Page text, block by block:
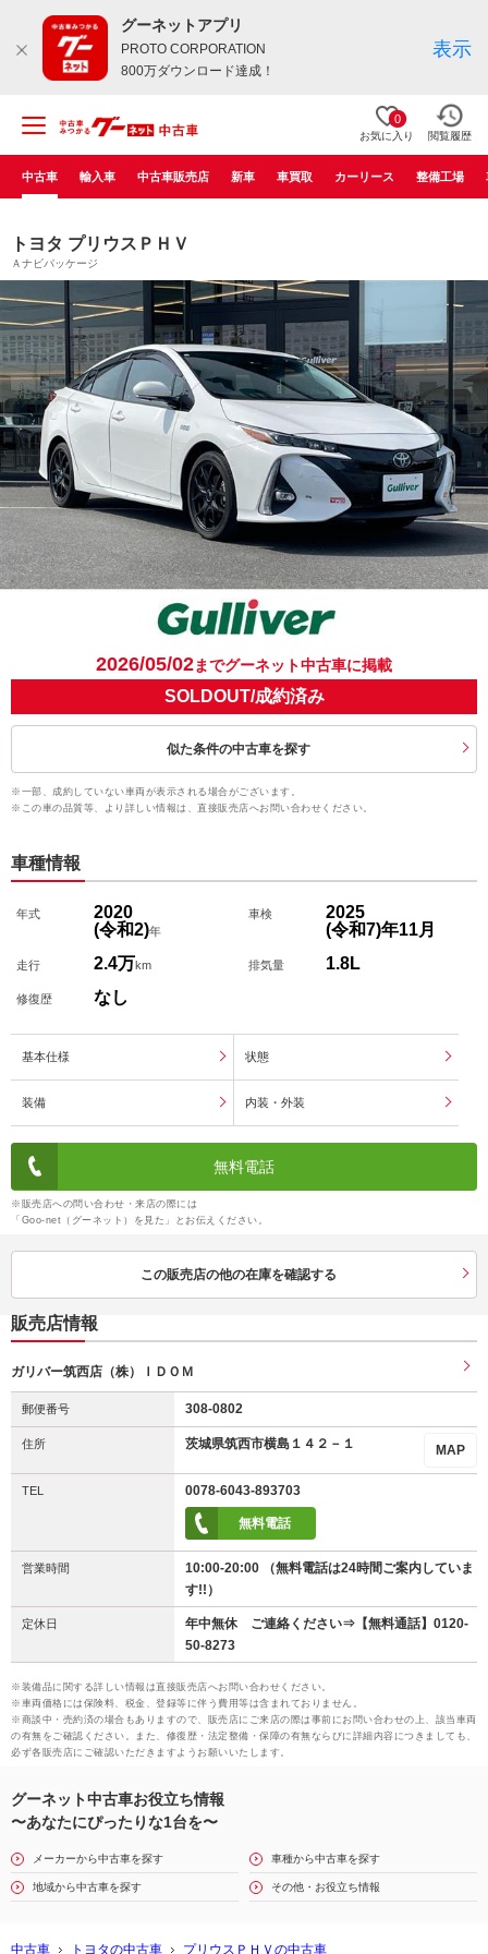
グーネットアプリ
PROTO CORPORATION
800万ダウンロード達成！
表示
0
お気に入り 閲覧履歴
中古車 輸入車 中古車販売店 新車 車買取 カーリース 整備工場
トヨタ プリウスＰＨＶ
Ａナビパッケージ
2026/05/02までグーネット中古車に掲載
SOLDOUT/成約済み
似た条件の中古車を探す
※一部、成約していない車両が表示される場合がございます。
※この車の品質等、より詳しい情報は、直接販売店へお問い合わせください。
車種情報
年式
2020
(令和2)年
車検
2025
(令和7)年11月
走行 2.4万km 排気量 1.8L
修復歴 なし
基本仕様 状態
装備 内装・外装
無料電話
※販売店への問い合わせ・来店の際には
「Goo-net（グーネット）を見た」とお伝えください。
この販売店の他の在庫を確認する
販売店情報
ガリバー筑西店（株）ＩＤＯＭ
郵便番号 308-0802
住所 MAP
茨城県筑西市横島１４２－１
TEL 0078-6043-893703
無料電話
営業時間
10:00-20:00 （無料電話は24時間ご案内していま
す!!）
定休日
年中無休 ご連絡ください⇒【無料通話】0120-
50-8273
※装備品に関する詳しい情報は直接販売店へお問い合わせください。
※車両価格には保険料、税金、登録等に伴う費用等は含まれておりません。
※商談中・売約済の場合もありますので、販売店にご来店の際は事前にお問い合わせの上、該当車両
の有無をご確認ください。また、修復歴・法定整備・保障の有無ならびに詳細内容につきましても、
必ず各販売店にご確認いただきますようお願いいたします。
グーネット中古車お役立ち情報
〜あなたにぴったりな1台を〜
メーカーから中古車を探す 車種から中古車を探す
地域から中古車を探す その他・お役立ち情報
中古車 トヨタの中古車 プリウスＰＨＶの中古車